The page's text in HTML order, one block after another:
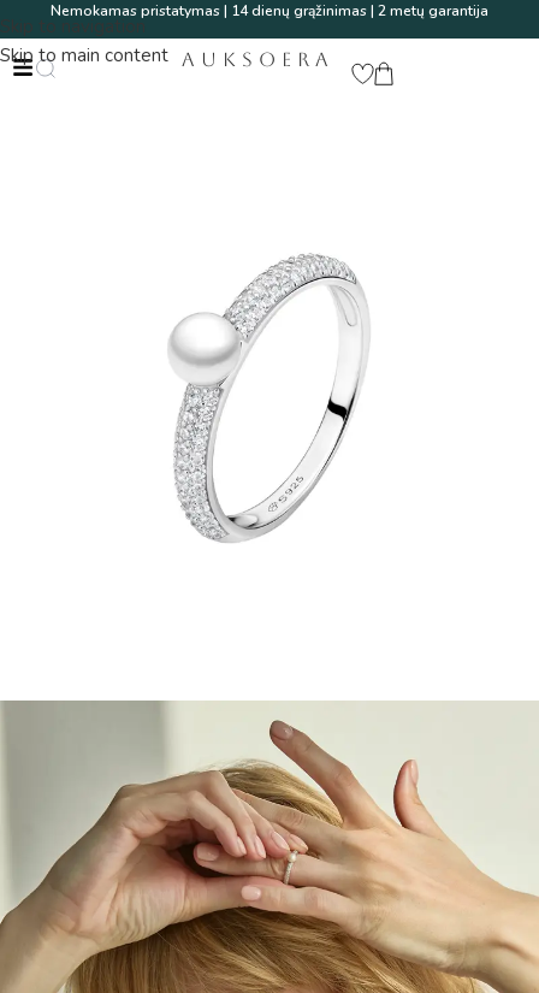
Skip to navigation
Skip to main content
Nemokamas pristatymas | 14 dienų grąžinimas | 2 metų garantija
AUKSOERA